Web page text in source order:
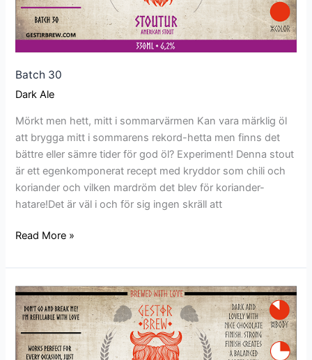
Batch 30
Dark Ale
Mörkt men hett, mitt i sommarvärmen Kan vara märklig öl
att brygga mitt i sommarens rekord-hetta men finns det
bättre eller sämre tider för god öl? Experiment! Denna stout
är ett egenkomponerat recept med kryddor som chili och
koriander och vilken mardröm det blev för koriander-
hatare!Det är väl i och för sig ingen skräll att
Read More »
Batch
24